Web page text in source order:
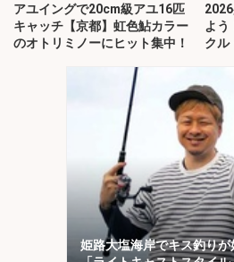
アユイングで20cm級アユ16匹
キャッチ【京都】虹色鮎カラー
のオトリミノーにヒット集中！
よう
クル
姫路大塩海岸でキス釣り